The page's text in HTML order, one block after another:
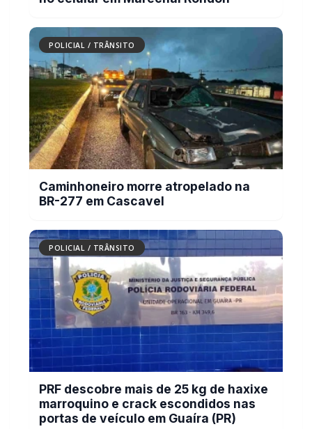
Caminhoneiro morre atropelado na
BR-277 em Cascavel
POLICIAL / TRÂNSITO
PRF descobre mais de 25 kg de haxixe
marroquino e crack escondidos nas
portas de veículo em Guaíra (PR)
BUSCAR